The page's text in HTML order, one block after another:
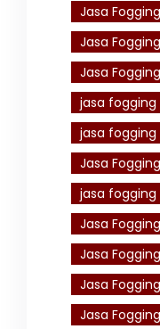
Jasa
Jasa
Jasa
jasa
jasa
Jasa
jasa
Jasa
Jasa
Jasa
Jasa